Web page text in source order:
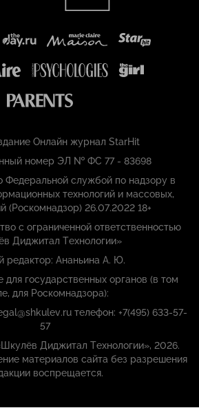
Онлайн журнал StarHit
номер ЭЛ № ФС 77 - 83698
Федеральной службой по надзору в
технологий и массовых,
(Роскомнадзор) 26.07.2022 18+
с ограниченной ответственностью
Диджитал Технологии»
редактор: Ананьина А. Ю.
для государственных органов (в том
для Роскомнадзора):
телефон: +7(495) 633-57-
57
Диджитал Технологии», 2026.
материалов сайта без разрешения
воспрещается.